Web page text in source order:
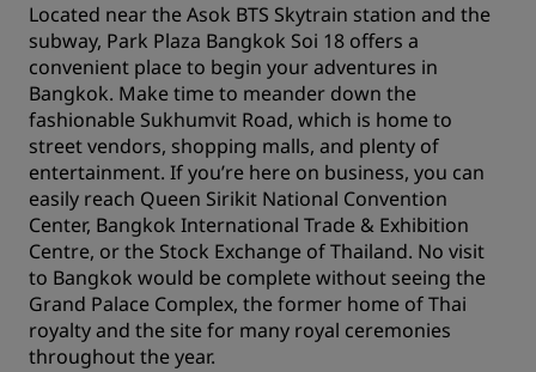
Located near the Asok BTS Skytrain station and the
subway, Park Plaza Bangkok Soi 18 offers a
convenient place to begin your adventures in
Bangkok. Make time to meander down the
fashionable Sukhumvit Road, which is home to
street vendors, shopping malls, and plenty of
entertainment. If you’re here on business, you can
easily reach Queen Sirikit National Convention
Center, Bangkok International Trade & Exhibition
Centre, or the Stock Exchange of Thailand. No visit
to Bangkok would be complete without seeing the
Grand Palace Complex, the former home of Thai
royalty and the site for many royal ceremonies
throughout the year.